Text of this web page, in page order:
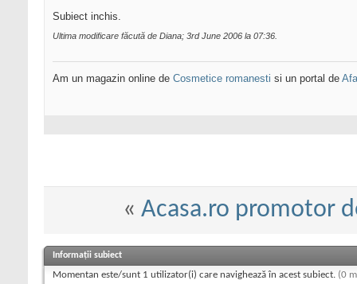
Subiect inchis.
Ultima modificare făcută de Diana; 3rd June 2006 la 07:36
Am un magazin online de Cosmetice romanesti si un portal de
« Acasa.ro promotor
Informații subiect
Momentan este/sunt 1 utilizator(i) care navighează în acest subiect. (0